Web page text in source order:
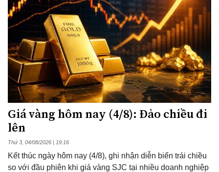
Giá vàng hôm nay (4/8): Đảo chiều đi
lên
Thứ 3, 04/08/2026 | 19:16
Kết thúc ngày hôm nay (4/8), ghi nhận diễn biến trái chiều
so với đầu phiên khi giá vàng SJC tại nhiều doanh nghiệp